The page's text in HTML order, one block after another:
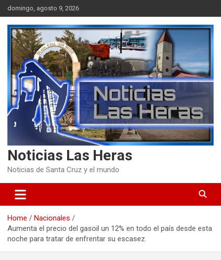
Skip
to
content
domingo, agosto 9, 2026
Noticias Las Heras
Noticias de Santa Cruz y el mundo
Home
Nacionales
Aumenta el precio del gasoil un 12% en todo el país desde esta
noche para tratar de enfrentar su escasez.